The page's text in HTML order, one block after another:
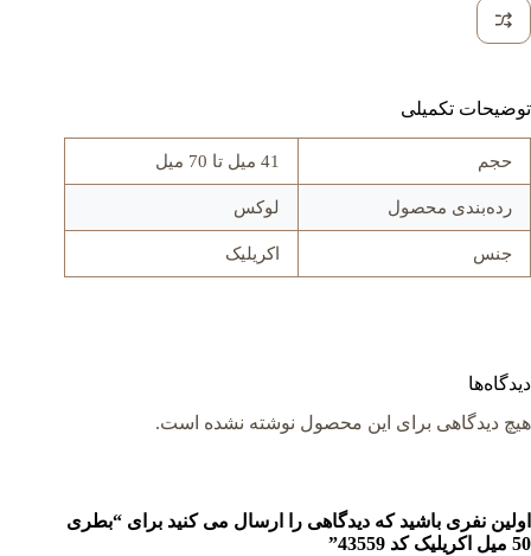
توضیحات تکمیلی
حجم 41 میل تا 70 میل
رده‌بندی محصول لوکس
جنس اکريليک
دیدگاه‌ها
هیچ دیدگاهی برای این محصول نوشته نشده است.
اولین نفری باشید که دیدگاهی را ارسال می کنید برای “بطری
50 میل اکريليک کد 43559”